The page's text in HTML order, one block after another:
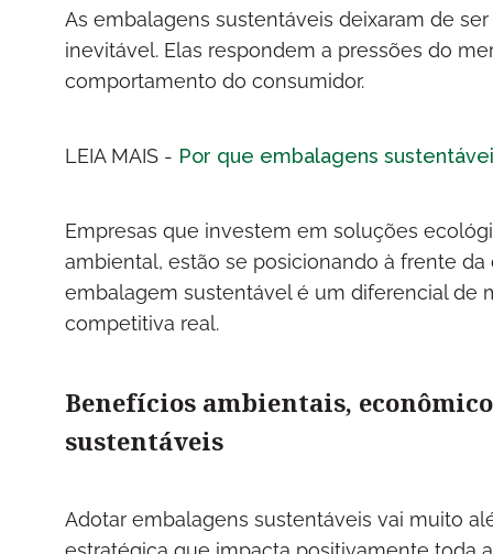
As embalagens sustentáveis deixaram de
inevitável. Elas respondem a pressões do
comportamento do consumidor.
LEIA MAIS - Por que embalagens
Empresas que investem em soluções
ambiental, estão se posicionando à frente
embalagem sustentável é um diferencial de
competitiva real.
Benefícios ambientais,
sustentáveis
Adotar embalagens sustentáveis vai muito